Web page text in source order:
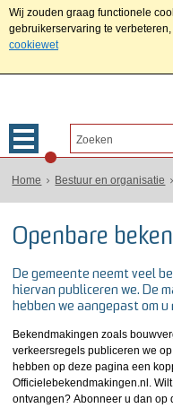
Wij zouden graag functionele
gebruikerservaring te
cookiewet
Home Bestuur en organisatie
Openbare
De gemeente neemt veel
hiervan publiceren we. De
hebben we aangepast om
Bekendmakingen zoals
verkeersregels publiceren we
hebben op deze pagina een
Officielebekendmakingen.nl.
ontvangen? Abonneer u dan op